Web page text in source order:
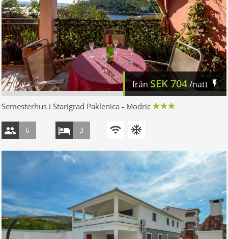
från SEK704/natt
Semesterhus i Starigrad Paklenica - Modric
6 3